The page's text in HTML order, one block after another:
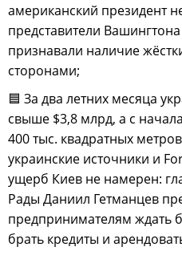
американский президент
представители
признавали наличие
сторонами;
🟦 За два летних месяца
свыше $3,8 млрд, а с
400 тыс. квадратных
украинские источники и
ущерб Киев не намерен:
Рады Даниил Гетманцев
предпринимателям ждать
брать кредиты и